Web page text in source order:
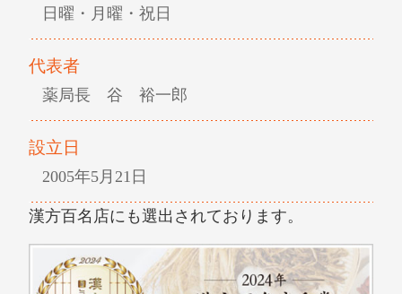
日曜・月曜・祝日
代表者
薬局長 谷 裕一郎
設立日
2005年5月21日
漢方百名店にも選出されております。